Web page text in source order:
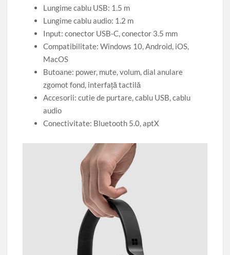
Lungime cablu USB: 1.5 m
Lungime cablu audio: 1.2 m
Input: conector USB-C, conector 3.5 mm
Compatibilitate: Windows 10, Android, iOS,
MacOS
Butoane: power, mute, volum, dial anulare
zgomot fond, interfață tactilă
Accesorii: cutie de purtare, cablu USB, cablu
audio
Conectivitate: Bluetooth 5.0, aptX